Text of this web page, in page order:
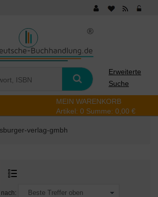
Erweiterte
Suche
MEIN WARENKORB
Artikel: 0 Summe: 0,00 €
verlag-gmbh